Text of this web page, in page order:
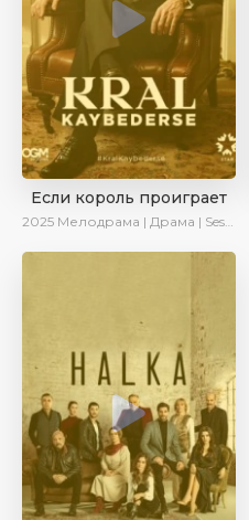
Если король проиграет
2025 Мелодрама | Драма | SesDizi | Ирина Котова | AlisaDirilis | Turok1990 | Новинки | Сериалы 2025